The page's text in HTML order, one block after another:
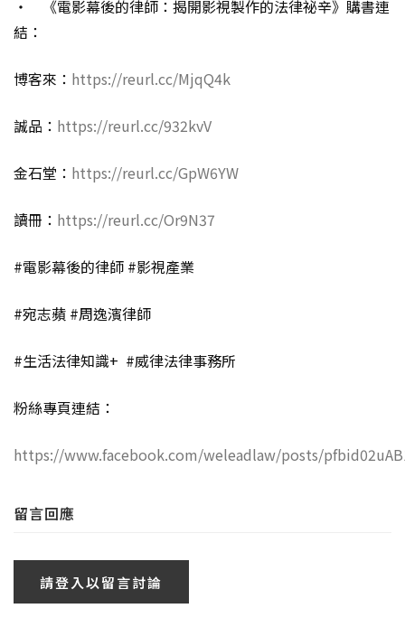
‧ 《電影幕後的律師：揭開影視製作的法律祕辛》購書連
結：
博客來： https://reurl.cc/MjqQ4k
誠品： https://reurl.cc/932kvV
金石堂： https://reurl.cc/GpW6YW
讀冊： https://reurl.cc/Or9N37
#電影幕後的律師 #影視產業
#宛志蘋 #周逸濱律師
#生活法律知識+ #威律法律事務所
粉絲專頁連結：
https://www.facebook.com/weleadlaw/posts/
留言回應
請登入以留言討論